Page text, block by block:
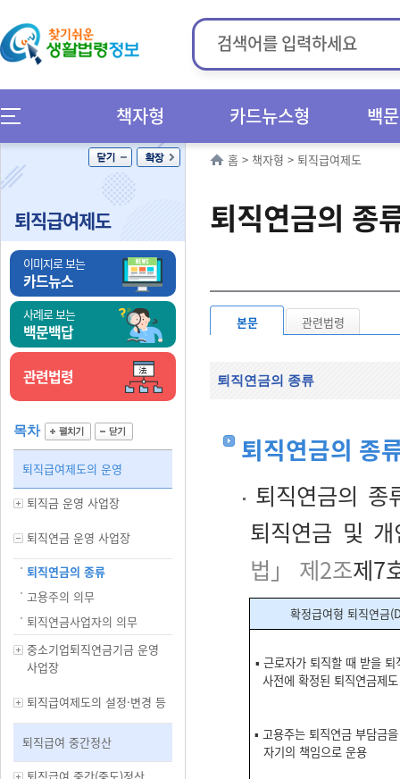
책자형 카드뉴스형 백
퇴직급여제도
이미지로 보는
카드뉴스
사례로 보는
백문백답
관련법령
목차
퇴직급여제도의 운영
퇴직금 운영 사업장
퇴직연금 운영 사업장
퇴직연금의 종류
고용주의 의무
퇴직연금사업자의 의무
중소기업퇴직연금기금 운영
사업장
퇴직급여제도의 설정·변경 등
퇴직급여 중간정산
홈 > 책자형 > 퇴직급여제도
퇴직연금의 종
본문 관련법령
퇴직연금의 종류
퇴직연금의 종
퇴직연금의 종
퇴직연금 및
법」 제2조제7
확정급여형 퇴직연금
▪ 근로자가 퇴직할 때 받을 퇴
사전에 확정된 퇴직연금제도
▪ 고용주는 퇴직연금 부담금
자기의 책임으로 운용